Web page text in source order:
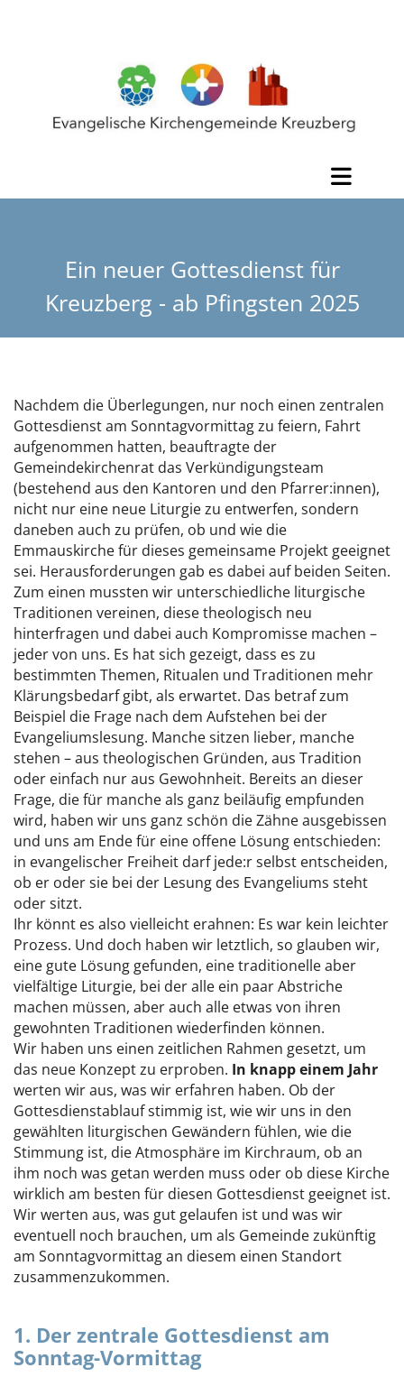
Ein neuer Gottesdienst für
Kreuzberg - ab Pfingsten 2025
Nachdem die Überlegungen, nur noch einen zentralen
Gottesdienst am Sonntagvormittag zu feiern, Fahrt
aufgenommen hatten, beauftragte der
Gemeindekirchenrat das Verkündigungsteam
(bestehend aus den Kantoren und den Pfarrer:innen),
nicht nur eine neue Liturgie zu entwerfen, sondern
daneben auch zu prüfen, ob und wie die
Emmauskirche für dieses gemeinsame Projekt geeignet
sei. Herausforderungen gab es dabei auf beiden Seiten.
Zum einen mussten wir unterschiedliche liturgische
Traditionen vereinen, diese theologisch neu
hinterfragen und dabei auch Kompromisse machen –
jeder von uns. Es hat sich gezeigt, dass es zu
bestimmten Themen, Ritualen und Traditionen mehr
Klärungsbedarf gibt, als erwartet. Das betraf zum
Beispiel die Frage nach dem Aufstehen bei der
Evangeliumslesung. Manche sitzen lieber, manche
stehen – aus theologischen Gründen, aus Tradition
oder einfach nur aus Gewohnheit. Bereits an dieser
Frage, die für manche als ganz beiläufig empfunden
wird, haben wir uns ganz schön die Zähne ausgebissen
und uns am Ende für eine offene Lösung entschieden:
in evangelischer Freiheit darf jede:r selbst entscheiden,
ob er oder sie bei der Lesung des Evangeliums steht
oder sitzt.
Ihr könnt es also vielleicht erahnen: Es war kein leichter
Prozess. Und doch haben wir letztlich, so glauben wir,
eine gute Lösung gefunden, eine traditionelle aber
vielfältige Liturgie, bei der alle ein paar Abstriche
machen müssen, aber auch alle etwas von ihren
gewohnten Traditionen wiederfinden können.
Wir haben uns einen zeitlichen Rahmen gesetzt, um
das neue Konzept zu erproben. In knapp einem Jahr
werten wir aus, was wir erfahren haben. Ob der
Gottesdienstablauf stimmig ist, wie wir uns in den
gewählten liturgischen Gewändern fühlen, wie die
Stimmung ist, die Atmosphäre im Kirchraum, ob an
ihm noch was getan werden muss oder ob diese Kirche
wirklich am besten für diesen Gottesdienst geeignet ist.
Wir werten aus, was gut gelaufen ist und was wir
eventuell noch brauchen, um als Gemeinde zukünftig
am Sonntagvormittag an diesem einen Standort
zusammenzukommen.
1. Der zentrale Gottesdienst am
Sonntag-Vormittag